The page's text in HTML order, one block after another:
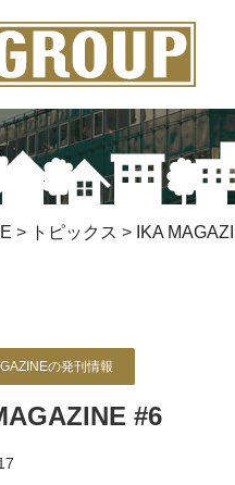
> トピックス > IKA
の発刊情報
#6